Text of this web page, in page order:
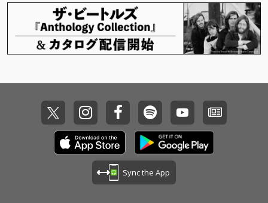
ja Catなどを手掛けるG
ENT!、日本でも「RASE
N in OKINAWA」で名を
馳せたDiego Ave、Lil B
aby、Lil Tjay等の作品
気鋭プロデューサーが
edmorebux、Lil’Yukic
hiといった国内プロデ
ューサーも名を連ね、
これまで以上に完成度
の高い作品に仕上がっ
ている。
作『WAVY TAPE 3』の
リリースが発表となっ
た。 本作には、Benjaz
zy、Issei Uno Fifth、A
wich、LEX、Sik-K（韓
豪華アーティストが多
数参加。 またプロデュ
ーサー陣も日米の人
気・実力を兼ね備えた
プロデューサーが集
を手掛けたBankroll Go
t It.をはじめ、Drake &
t & 21 Savage の「Ric
Flair Drip」をプロデュ
ースした他、PARTYNE
XTDOOR や BRYSON TI
LLER などのR&Bアーテ
のBijan Amirが担当。 J
P THE WAVYとLAでの
セッションを経て完成
した1曲だ。 客演には
盟友LEXをはじめ、Yo-
Sea、初の共演となるI
Oと3名の豪華アーティ
ストが参加。
Sync the App